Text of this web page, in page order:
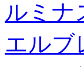
ルミナ
エルブ